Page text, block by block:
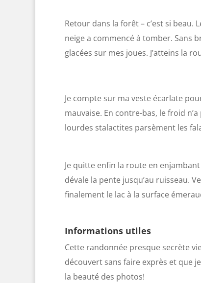
Retour dans la forêt – c’est si beau.
neige a commencé à tomber. Sans
glacées sur mes joues. J’atteins la
Je compte sur ma veste écarlate
mauvaise. En contre-bas, le froid
lourdes stalactites parsèment les
Je quitte enfin la route en
dévale la pente jusqu’au ruisseau.
finalement le lac à la surface
Informations utiles
Cette randonnée presque secrète
découvert sans faire exprès et que
la beauté des photos!